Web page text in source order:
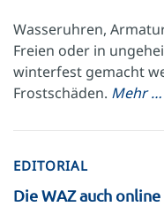
Wasseruhren,
Freien oder in
winterfest gemacht
Frostschäden. Mehr …
EDITORIAL
Die WAZ auch online